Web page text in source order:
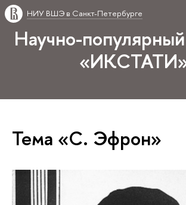
НИУ ВШЭ в Санкт-Петербурге
Научно-
Тема «С. Эфрон»